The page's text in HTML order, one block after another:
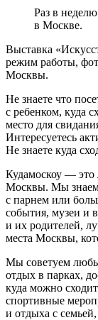
Раз в
в Москве.
Выставка
режим работы,
Москвы.
Не знаете что
с ребенком, куда
место для
Интересуетесь
Не знаете куда
Кудамоскоу — это
Москвы. Мы знаем
с парнем или
события, музеи и
и их родителей,
места Москвы,
Мы советуем
отдых в парках,
куда можно
спортивные
и отдыха с